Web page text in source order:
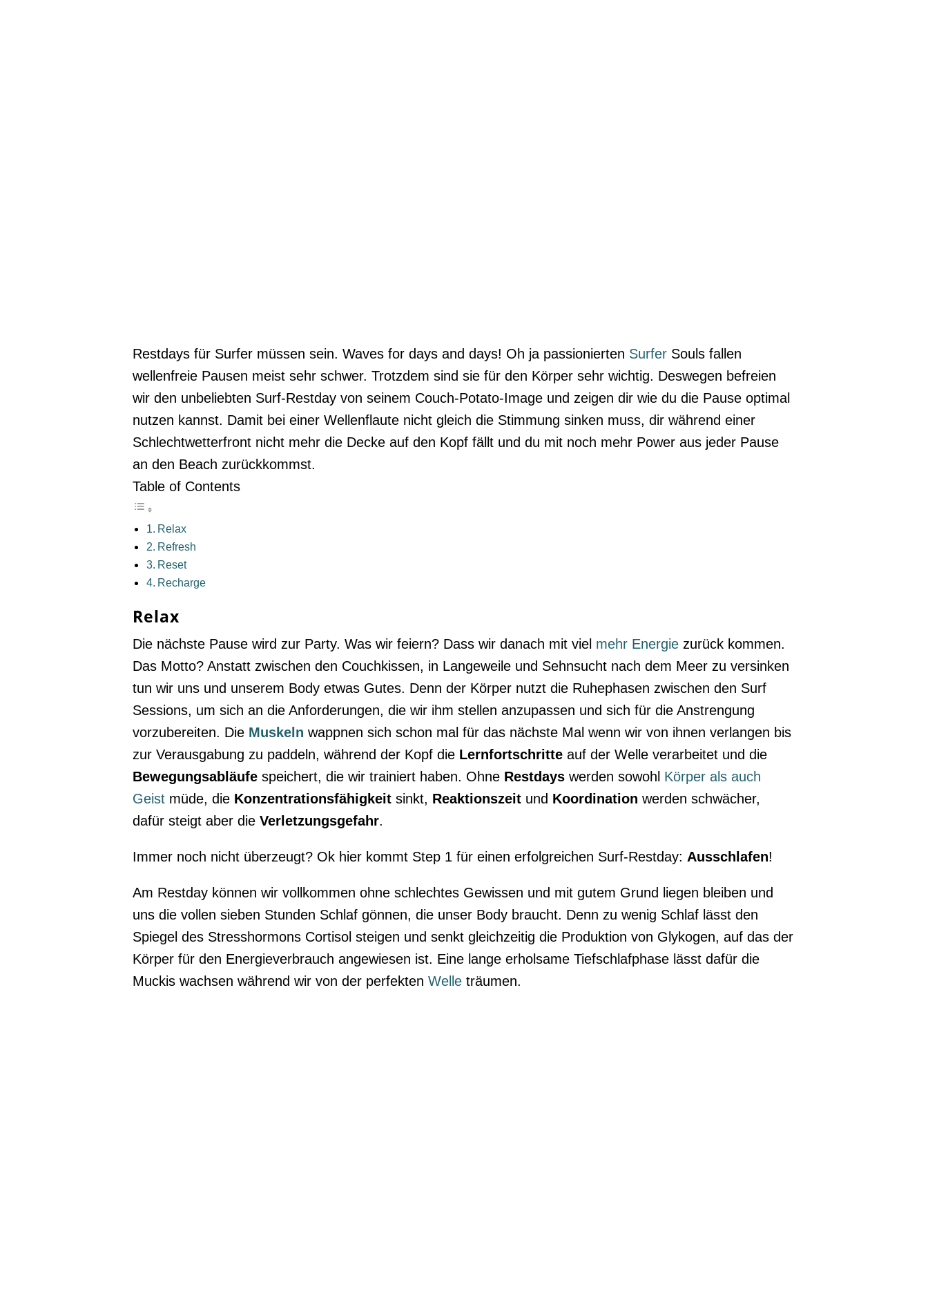
Restdays für Surfer müssen sein. Waves for days and days! Oh ja passionierten Surfer Souls fallen
wellenfreie Pausen meist sehr schwer. Trotzdem sind sie für den Körper sehr wichtig. Deswegen befreien
wir den unbeliebten Surf-Restday von seinem Couch-Potato-Image und zeigen dir wie du die Pause optimal
nutzen kannst. Damit bei einer Wellenflaute nicht gleich die Stimmung sinken muss, dir während einer
Schlechtwetterfront nicht mehr die Decke auf den Kopf fällt und du mit noch mehr Power aus jeder Pause
an den Beach zurückkommst.
Table of Contents
Relax
Refresh
Reset
Recharge
Relax
Die nächste Pause wird zur Party. Was wir feiern? Dass wir danach mit viel mehr Energie zurück kommen.
Das Motto? Anstatt zwischen den Couchkissen, in Langeweile und Sehnsucht nach dem Meer zu versinken
tun wir uns und unserem Body etwas Gutes. Denn der Körper nutzt die Ruhephasen zwischen den Surf
Sessions, um sich an die Anforderungen, die wir ihm stellen anzupassen und sich für die Anstrengung
vorzubereiten. Die Muskeln wappnen sich schon mal für das nächste Mal wenn wir von ihnen verlangen bis
zur Verausgabung zu paddeln, während der Kopf die Lernfortschritte auf der Welle verarbeitet und die
Bewegungsabläufe speichert, die wir trainiert haben. Ohne Restdays werden sowohl Körper als auch
Geist müde, die Konzentrationsfähigkeit sinkt, Reaktionszeit und Koordination werden schwächer,
dafür steigt aber die Verletzungsgefahr.
Immer noch nicht überzeugt? Ok hier kommt Step 1 für einen erfolgreichen Surf-Restday: Ausschlafen!
Am Restday können wir vollkommen ohne schlechtes Gewissen und mit gutem Grund liegen bleiben und
uns die vollen sieben Stunden Schlaf gönnen, die unser Body braucht. Denn zu wenig Schlaf lässt den
Spiegel des Stresshormons Cortisol steigen und senkt gleichzeitig die Produktion von Glykogen, auf das der
Körper für den Energieverbrauch angewiesen ist. Eine lange erholsame Tiefschlafphase lässt dafür die
Muckis wachsen während wir von der perfekten Welle träumen.